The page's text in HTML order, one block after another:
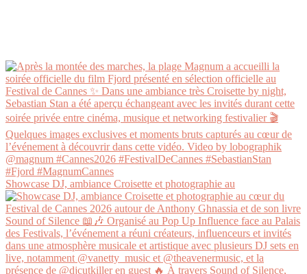
Showcase DJ, ambiance Croisette et photographie au